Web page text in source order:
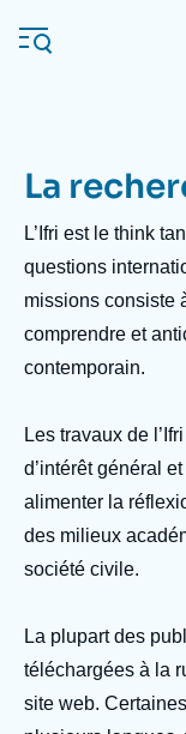
au
contenu
Navigation
principale
L'Ifri
Analyses
Événements
À propos de l'Ifri
L'Ifri en bref
La
L’Ifri est le think
questions
missions consiste
comprendre et
contemporain.
Les travaux de
d’intérêt général
alimenter la
des milieux
société civile.
La plupart des
téléchargées à la
site web.